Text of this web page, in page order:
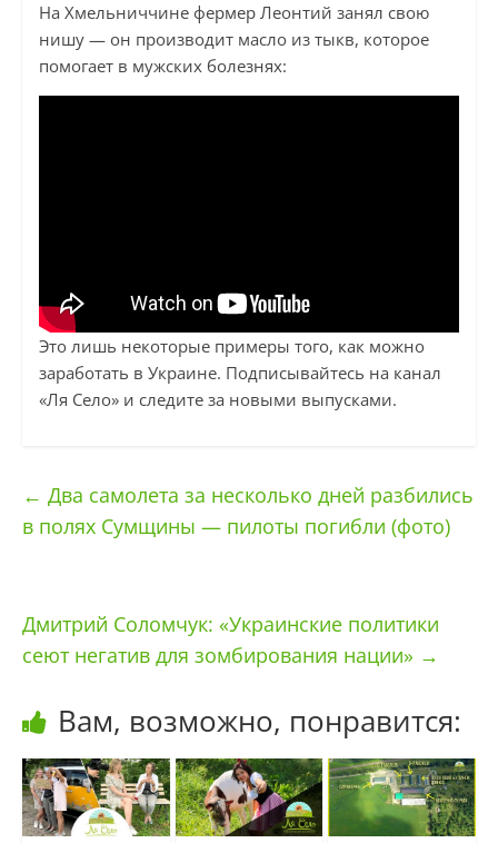
На Хмельниччине фермер Леонтий занял свою
нишу — он производит масло из тыкв, которое
помогает в мужских болезнях:
Это лишь некоторые примеры того, как можно
заработать в Украине. Подписывайтесь на канал
«Ля Село» и следите за новыми выпусками.
← Два самолета за несколько дней разбились
в полях Сумщины — пилоты погибли (фото)
Дмитрий Соломчук: «Украинские политики
сеют негатив для зомбирования нации» →
Вам, возможно, понравится: